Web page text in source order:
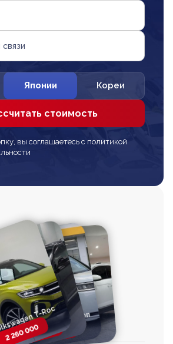
Японии Кореи
стоимость
вы соглашаетесь с политикой
T-Roc
2 260 000
Toyota Harrier
2 820 000
Honda Step Wagon
2 820 000
Volkswagen
TAYRON
2 670 000